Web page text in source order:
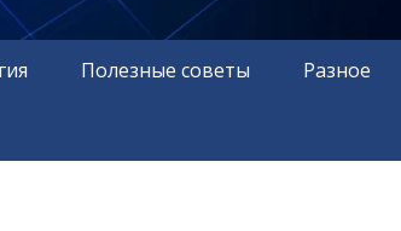
Полезные советы Разное